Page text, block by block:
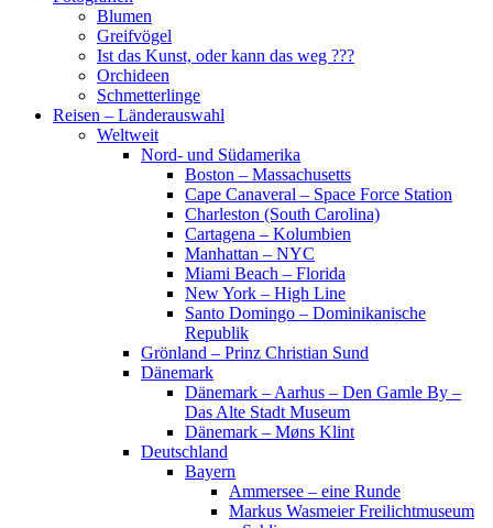
Blumen
Greifvögel
Ist das Kunst, oder kann das weg ???
Orchideen
Schmetterlinge
Reisen – Länderauswahl
Weltweit
Nord- und Südamerika
Boston – Massachusetts
Cape Canaveral – Space Force Station
Charleston (South Carolina)
Cartagena – Kolumbien
Manhattan – NYC
Miami Beach – Florida
New York – High Line
Santo Domingo – Dominikanische
Republik
Grönland – Prinz Christian Sund
Dänemark
Dänemark – Aarhus – Den Gamle By –
Das Alte Stadt Museum
Dänemark – Møns Klint
Deutschland
Bayern
Ammersee – eine Runde
Markus Wasmeier Freilichtmuseum